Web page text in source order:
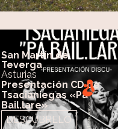
San Martín de
Teverga
Asturias
Presentación CD de
Tsacianiegas «Pa
Bail.lare»
DESCÚBRELO